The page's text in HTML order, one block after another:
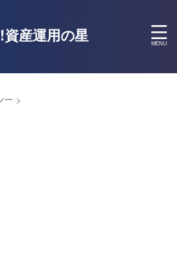
産運用の星
ー >